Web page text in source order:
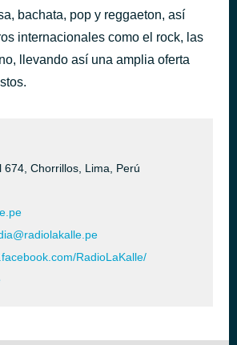
bachata, pop y reggaeton, así
internacionales como el rock, las
llevando así una amplia oferta
674, Chorrillos, Lima, Perú
RadioLaKalle/